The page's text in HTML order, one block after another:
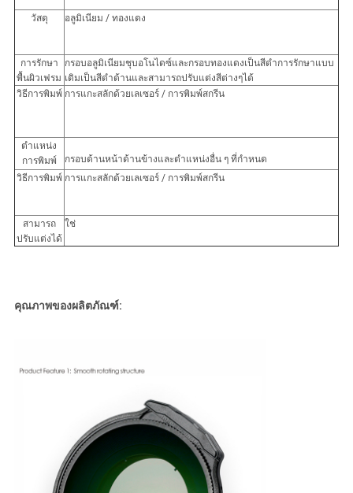
วัสดุ อลูมิเนียม / ทองแดง
การรักษา
พื้นผิวเฟรม
กรอบอลูมิเนียมชุบอโนไดซ์และกรอบทองแดงเป็นสีดำการรักษาแบบ
เดิมเป็นสีดำด้านและสามารถปรับแต่งสีต่างๆได้
วิธีการพิมพ์ การแกะสลักด้วยเลเซอร์ / การพิมพ์สกรีน
ตำแหน่ง
การพิมพ์
กรอบด้านหน้าด้านข้างและตำแหน่งอื่น ๆ ที่กำหนด
วิธีการพิมพ์ การแกะสลักด้วยเลเซอร์ / การพิมพ์สกรีน
สามารถ
ปรับแต่งได้
ใช่
คุณภาพของผลิตภัณฑ์: